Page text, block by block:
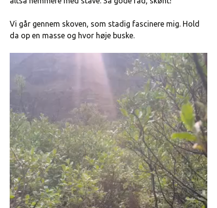
Vi går gennem skoven, som stadig fascinere mig. Hold
da op en masse og hvor høje buske.